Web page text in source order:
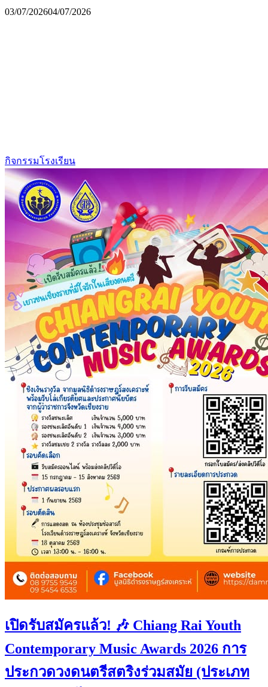
03/07/202604/07/2026
กิจกรรมโรงเรียน
เปิดรับสมัครแล้ว! 🎶 Chiang Rai Youth
Contemporary Music Awards 2026 การ
ประกวดวงดนตรีสตริงร่วมสมัย (ประเภท